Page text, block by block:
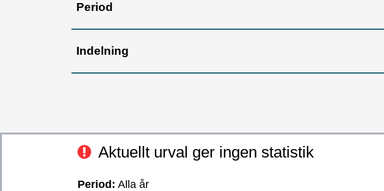
Period
Indelning
Aktuellt urval ger ingen statistik
Period: Alla år